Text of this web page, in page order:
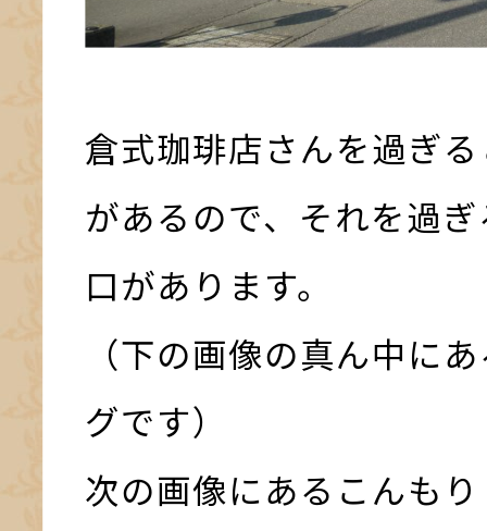
倉式珈琲店さんを過ぎ
があるので、それを過
口があります。
（下の画像の真ん中に
グです）
次の画像にあるこんも